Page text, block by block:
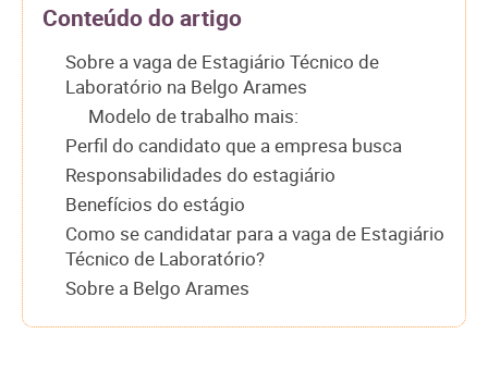
Conteúdo do artigo
Sobre a vaga de Estagiário Técnico de
Laboratório na Belgo Arames
Modelo de trabalho mais:
Perfil do candidato que a empresa busca
Responsabilidades do estagiário
Benefícios do estágio
Como se candidatar para a vaga de Estagiário
Técnico de Laboratório?
Sobre a Belgo Arames